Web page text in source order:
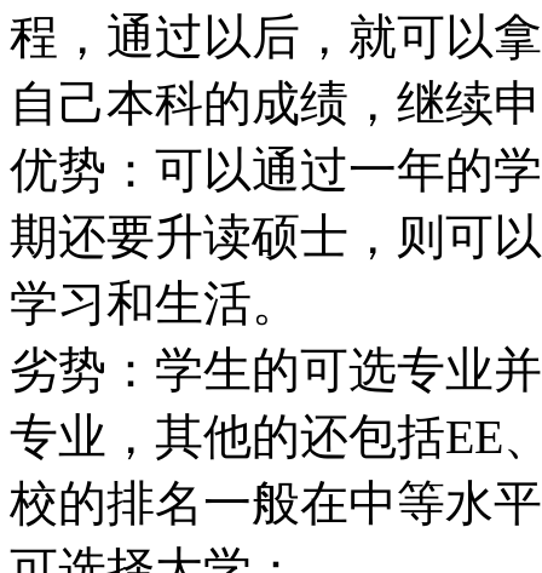
程，通过以后，就可以
自己本科的成绩，继续
优势：可以通过一年的
期还要升读硕士，则可
学习和生活。
劣势：学生的可选专业
专业，其他的还包括EE
校的排名一般在中等水